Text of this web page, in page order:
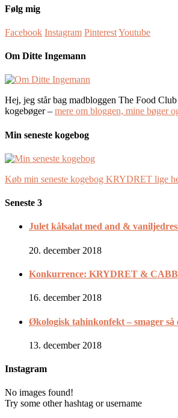
Følg mig
Facebook Instagram PinterestYoutube
Om Ditte Ingemann
Hej, jeg står bag madbloggen The Food
kogebøger – mere om bloggen, mine bøger
Min seneste kogebog
Køb min seneste kogebog KRYDRET lige
Seneste 3
Julet kålsalat med and &
20. december 2018
Konkurrence: KRYDRET &
16. december 2018
Økologisk tahinkonfekt – smager så
13. december 2018
Instagram
No images found!
Try some other hashtag or username